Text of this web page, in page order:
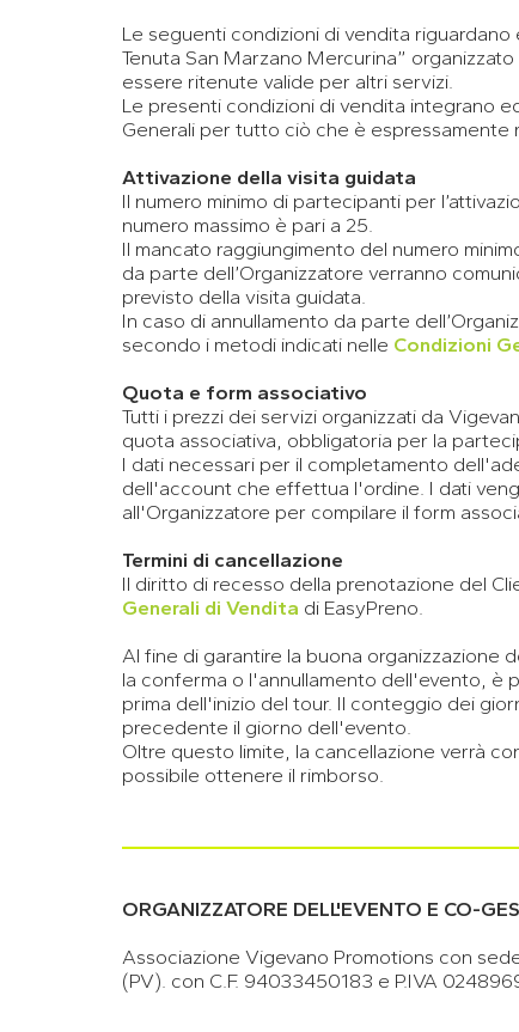
Le seguenti condizioni di vendita
Tenuta San Marzano Mercurina”
essere ritenute valide per altri servizi.
Le presenti condizioni di vendita integrano
Generali per tutto ciò che è espressamente
Attivazione della visita guidata
Il numero minimo di partecipanti per
numero massimo è pari a 25.
Il mancato raggiungimento del numero
da parte dell’Organizzatore verranno
previsto della visita guidata.
In caso di annullamento da parte
secondo i metodi indicati nelle Condizioni
Quota e form associativo
Tutti i prezzi dei servizi organizzati da
quota associativa, obbligatoria per la
I dati necessari per il completamento
dell'account che effettua l'ordine. I dati
all'Organizzatore per compilare il form
Termini di cancellazione
Il diritto di recesso della prenotazione del
Generali di Vendita di EasyPreno.
Al fine di garantire la buona organizzazione
la conferma o l'annullamento dell'evento, è
prima dell'inizio del tour. Il conteggio dei
precedente il giorno dell'evento.
Oltre questo limite, la cancellazione verrà
possibile ottenere il rimborso.
ORGANIZZATORE DELL'EVENTO E CO-
Associazione Vigevano Promotions con
(PV). con C.F. 94033450183 e P.IVA